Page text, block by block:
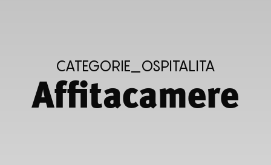
CATEGORIE_OSPITALITA
Affitacamere